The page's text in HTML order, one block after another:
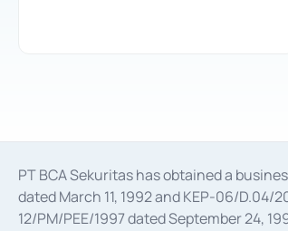
PT BCA Sekuritas has obtained a
dated March 11, 1992 and KEP-06/
12/PM/PEE/1997 dated September 24,